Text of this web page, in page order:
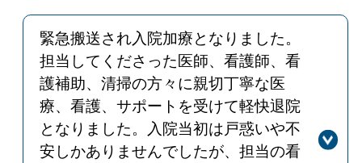
が適切な対応をとることができるよう
努めていきたいと思います。
緊急搬送され入院加療となりました。
担当してくださった医師、看護師、看
護補助、清掃の方々に親切丁寧な医
療、看護、サポートを受けて軽快退院
となりました。入院当初は戸惑いや不
安しかありませんでしたが、担当の看